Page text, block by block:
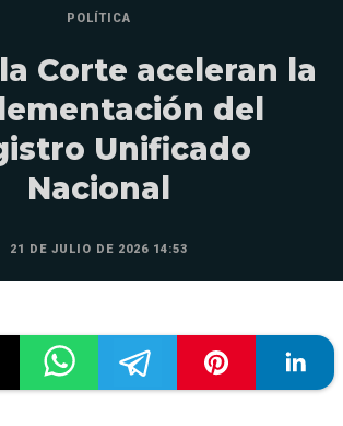
POLÍTICA
Corte aceleran la
del
Unificado
Nacional
21 DE JULIO DE 2026 14:53